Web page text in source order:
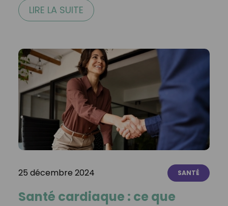
LIRE LA SUITE
25 décembre 2024 SANTÉ
Santé cardiaque : ce que